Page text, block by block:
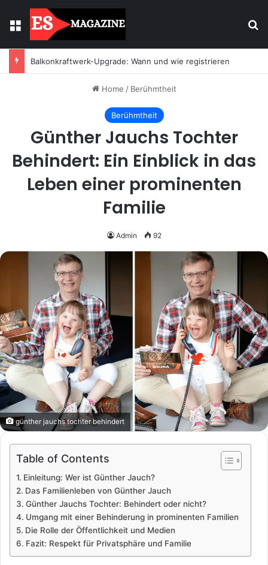
Menu
Balkonkraftwerk-Upgrade: Wann und wie registrieren
Home / Berühmtheit
Berühmtheit
Günther Jauchs Tochter
Behindert: Ein Einblick in das
Leben einer prominenten
Familie
Admin 92
günther jauchs tochter behindert
Table of Contents
Einleitung: Wer ist Günther Jauch?
Das Familienleben von Günther Jauch
Günther Jauchs Tochter: Behindert oder nicht?
Umgang mit einer Behinderung in prominenten Familien
Die Rolle der Öffentlichkeit und Medien
Fazit: Respekt für Privatsphäre und Familie